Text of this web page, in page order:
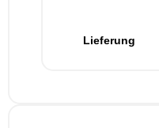
Lieferung